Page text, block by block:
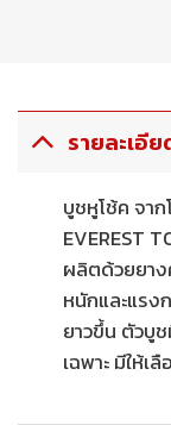
รายละเอี
บูชหูโช้ค จา
EVEREST
ผลิตด้วยยา
หนักและแรง
ยาวขึ้น ตัวบู
เฉพาะ มีให้เ